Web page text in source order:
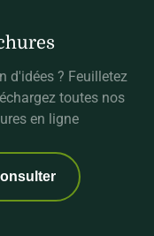
d'idées ? Feuilletez
toutes nos
en ligne